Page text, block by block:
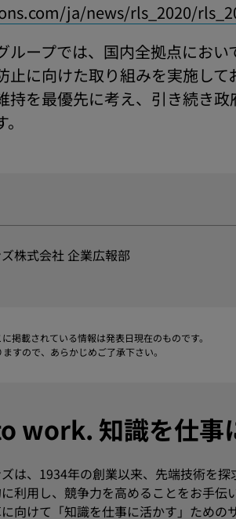
ja/news/rls_2020/
ープでは、国内全拠点にお
に向けた取り組みを実施し
を最優先に考え、引き続き政
株式会社 企業広報部
掲載されている情報は発表日現在のものです。
すので、あらかじめご了承下さい。
知識を仕事
は、1934年の創業以来、先端技術を
利用し、競争力を高めることをお手伝
向けて「知識を仕事に活かす」ための